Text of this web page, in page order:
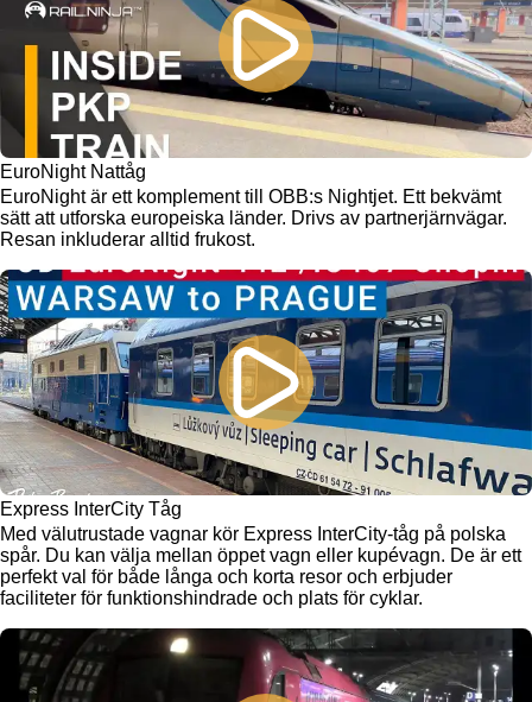
EuroNight Nattåg
EuroNight är ett komplement till OBB:s Nightjet. Ett bekvämt
sätt att utforska europeiska länder. Drivs av partnerjärnvägar.
Resan inkluderar alltid frukost.
Express InterCity Tåg
Med välutrustade vagnar kör Express InterCity-tåg på polska
spår. Du kan välja mellan öppet vagn eller kupévagn. De är ett
perfekt val för både långa och korta resor och erbjuder
faciliteter för funktionshindrade och plats för cyklar.